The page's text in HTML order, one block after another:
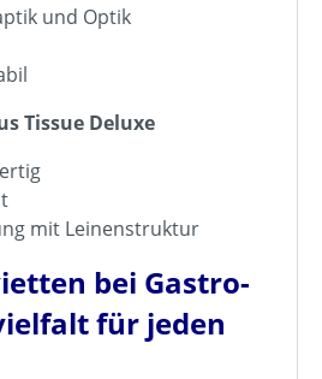
und Optik
Tissue Deluxe
mit Leinenstruktur
bei Gastro-
für jeden